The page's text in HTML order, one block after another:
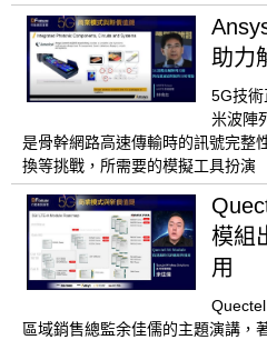
助力
5G技
米波陣
是骨幹網路高速傳輸時的訊號完整
換等挑戰，所需要的模擬工具扮演
模組
用
區域銷售總監余佳儒的主題演講，